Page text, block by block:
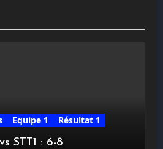
Equipe 1
Résultat 1
STT1 : 6-8